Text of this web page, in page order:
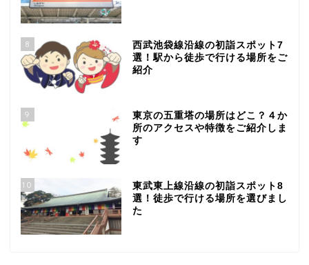
8
西武池袋線沿線の初詣スポット7
選！駅から徒歩で行ける場所をご
紹介
9
東京の五重塔の場所はどこ？４か
所のアクセスや特徴をご紹介しま
す
10
東武東上線沿線の初詣スポット8
選！徒歩で行ける場所を選びまし
た